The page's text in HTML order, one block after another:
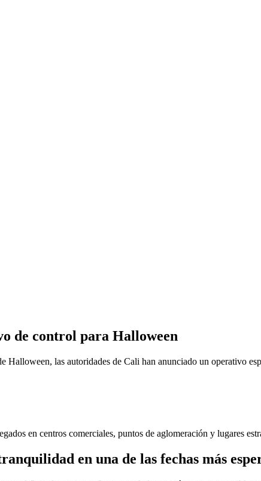
de control para Halloween
Halloween, las autoridades de Cali han anunciado un operativo
en centros comerciales, puntos de aglomeración y lugares
en una de las fechas más